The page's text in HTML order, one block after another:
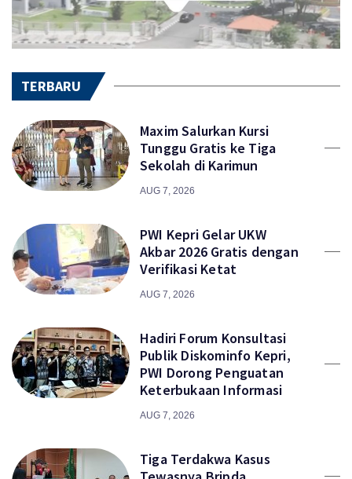
TERBARU
Maxim Salurkan Kursi
Tunggu Gratis ke Tiga
Sekolah di Karimun
AUG 7, 2026
PWI Kepri Gelar UKW
Akbar 2026 Gratis dengan
Verifikasi Ketat
AUG 7, 2026
Hadiri Forum Konsultasi
Publik Diskominfo Kepri,
PWI Dorong Penguatan
Keterbukaan Informasi
AUG 7, 2026
Tiga Terdakwa Kasus